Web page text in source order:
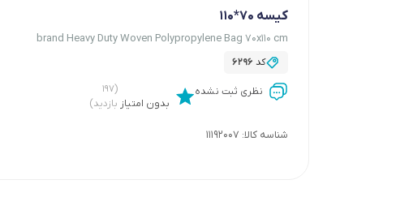
کیسه 70*110
brand Heavy Duty Woven Polypropylene Bag 70x110 cm
کد 6296
نظری ثبت نشده
بدون امتیاز
(۱۹۷
بازدید)
شناسه کالا: 11192007